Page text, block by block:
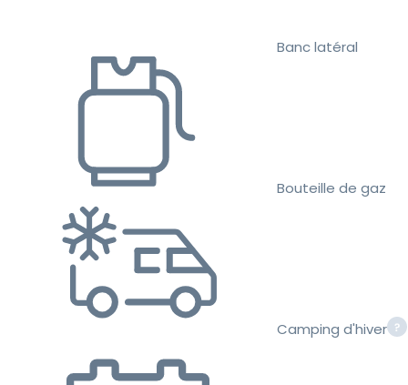
Banc latéral
Bouteille de gaz
Camping d'hiver